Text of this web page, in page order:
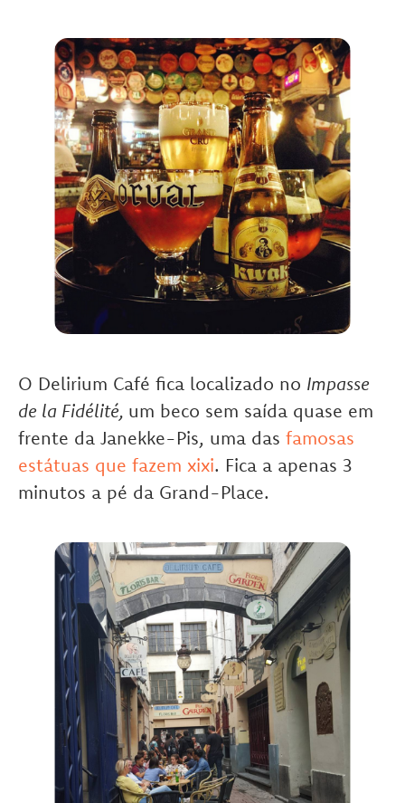
O Delirium Café fica localizado no Impasse
de la Fidélité, um beco sem saída quase em
frente da Janekke-Pis, uma das famosas
estátuas que fazem xixi. Fica a apenas 3
minutos a pé da Grand-Place.